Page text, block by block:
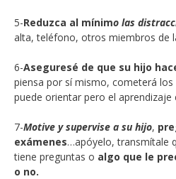
5-Reduzca al mínimo las
alta, teléfono, otros miembros de
6-Aseguresé de que su hijo
piensa por sí mismo, cometerá
puede orientar pero el
7-Motive y supervise a su hijo,
exámenes…apóyelo, transmítale
tiene preguntas o algo que le
o no.